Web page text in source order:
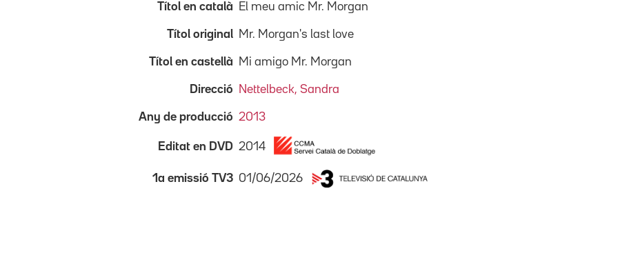
Títol en català El meu amic Mr. Morgan
Títol original Mr. Morgan's last love
Títol en castellà Mi amigo Mr. Morgan
Direcció Nettelbeck, Sandra
Any de producció 2013
Editat en DVD 2014
1a emissió TV3 01/06/2026